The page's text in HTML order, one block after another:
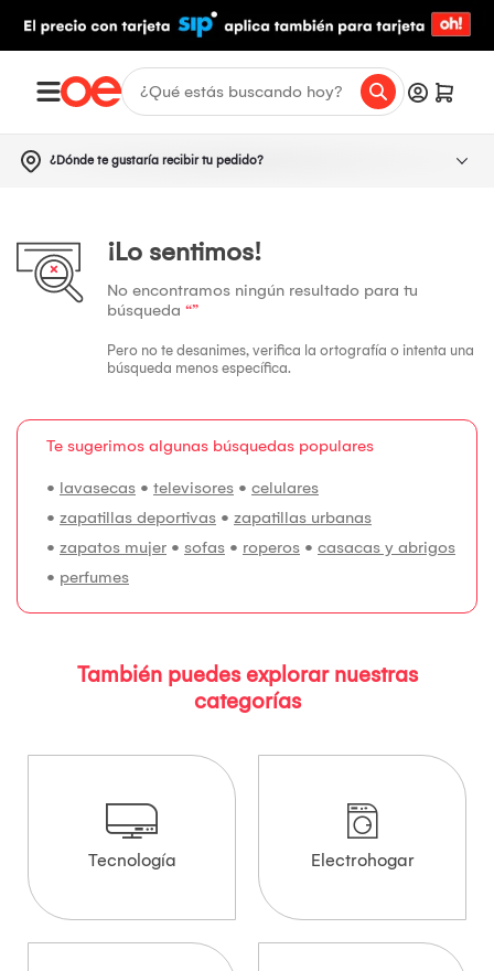
¿Dónde te gustaría recibir tu pedido?
¡Lo sentimos!
No encontramos ningún resultado para tu
búsqueda “”
Pero no te desanimes, verifica la ortografía o intenta una
búsqueda menos específica.
Te sugerimos algunas búsquedas populares
• lavasecas • televisores • celulares
• zapatillas deportivas • zapatillas urbanas
• zapatos mujer • sofas • roperos • casacas y abrigos
• perfumes
También puedes explorar nuestras
categorías
Tecnología Electrohogar